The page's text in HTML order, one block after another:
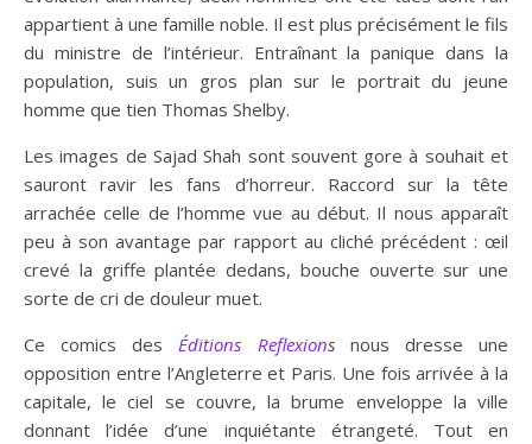
appartient à une famille noble. Il est plus précisément le fils
du ministre de l’intérieur. Entraînant la panique dans la
population, suis un gros plan sur le portrait du jeune
homme que tien Thomas Shelby.
Les images de Sajad Shah sont souvent gore à souhait et
sauront ravir les fans d’horreur. Raccord sur la tête
arrachée celle de l’homme vue au début. Il nous apparaît
peu à son avantage par rapport au cliché précédent : œil
crevé la griffe plantée dedans, bouche ouverte sur une
sorte de cri de douleur muet.
Ce comics desÉditions Reflexionsnous dresse une
opposition entre l’Angleterre et Paris. Une fois arrivée à la
capitale, le ciel se couvre, la brume enveloppe la ville
donnant l’idée d’une inquiétante étrangeté. Tout en